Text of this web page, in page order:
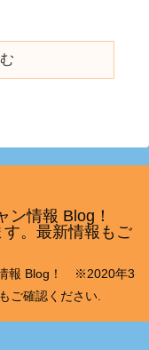
ン情報 Blog！
。最新情報もご
報 Blog！ ※2020年3
ご確認ください.